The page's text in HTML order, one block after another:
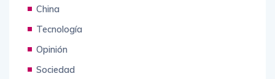
China
Tecnología
Opinión
Sociedad